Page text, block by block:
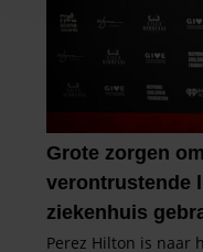
en om ons
informatie over uw
partners voor social
partners kunnen deze
informatie die u aan
verzameld op basis
gaat akkoord met